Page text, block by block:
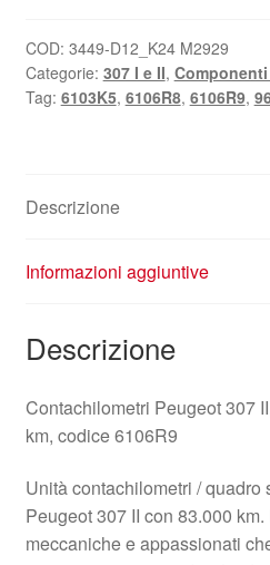
COD: 3449-D12_K24 M2929
Categorie: 307 I e II,
Tag: 6103K5, 6106R8, 6106R9,
Descrizione
Informazioni aggiuntive
Descrizione
Contachilometri Peugeot 307
km, codice 6106R9
Unità contachilometri / quadro
Peugeot 307 II con 83.000
meccaniche e appassionati